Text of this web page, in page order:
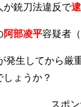
が銃刀法違反で
阿部凌平容疑者
発生してから厳
ょうか？
スポ